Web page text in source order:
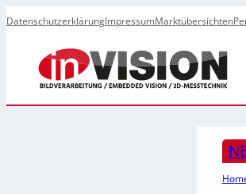
DatenschutzerklärungImpressumMarktübersichten